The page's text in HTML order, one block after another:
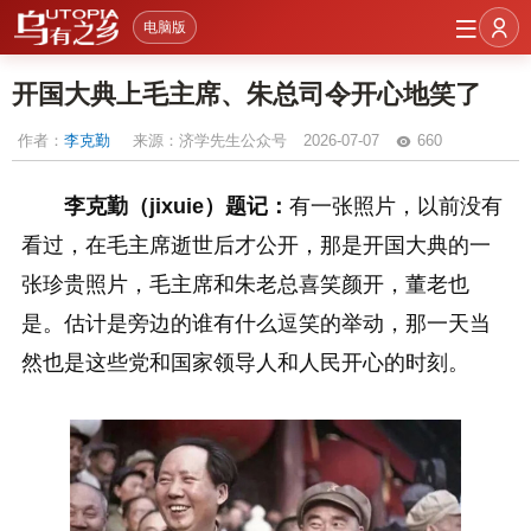
电脑版
开国大典上毛主席、朱总司令开心地笑了
作者： 李克勤 来源：济学先生公众号 2026-07-07 660
李克勤（jixuie）题记： 有一张照片，以前没有
看过，在毛主席逝世后才公开，那是开国大典的一
张珍贵照片，毛主席和朱老总喜笑颜开，董老也
是。估计是旁边的谁有什么逗笑的举动，那一天当
然也是这些党和国家领导人和人民开心的时刻。